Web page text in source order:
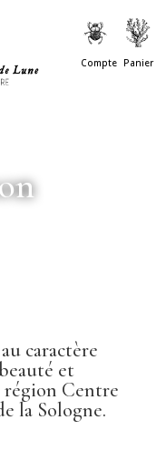
Compte Panier
caractère
et
région Centre
la Sologne.